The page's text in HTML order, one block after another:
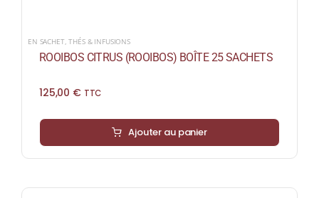
EN SACHET,THÉS & INFUSIONS
ROOIBOS CITRUS (ROOIBOS) BOÎTE 25 SACHETS
125,00 € TTC
Ajouter au panier